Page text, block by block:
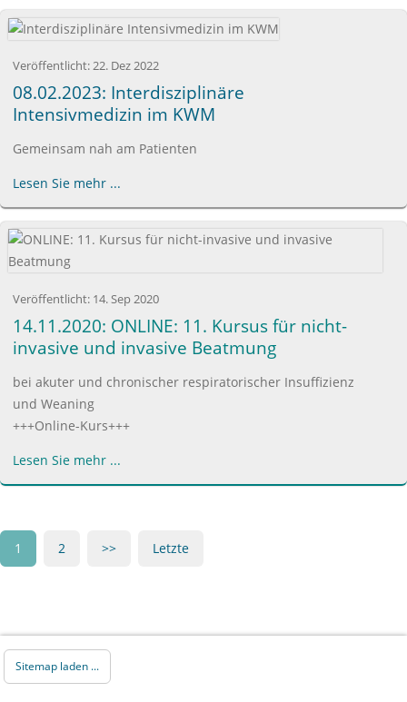
Veröffentlicht:22. Dez 2022
08.02.2023: Interdisziplinäre
Intensivmedizin im KWM
Gemeinsam nah am Patienten
Lesen Sie mehr ...
Veröffentlicht: 14. Sep 2020
14.11.2020: ONLINE: 11. Kursus für nicht-
invasive und invasive Beatmung
bei akuter und chronischer respiratorischer Insuffizienz
und Weaning
+++Online-Kurs+++
Lesen Sie mehr ...
1 2 >> Letzte
Sitemap laden ...